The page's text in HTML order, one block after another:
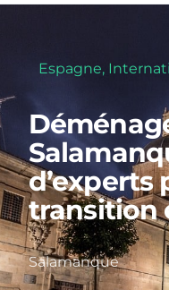
Espagne,
d’experts
transition
Salamanque